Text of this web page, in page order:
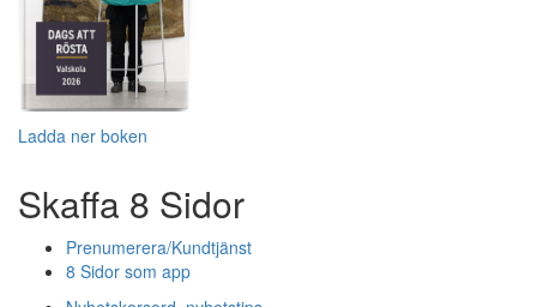
Ladda ner boken
Skaffa 8 Sidor
Prenumerera/Kundtjänst
8 Sidor som app